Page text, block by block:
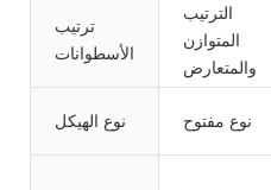
ترتيب
الأسطوانات
الترتيب
المتوازن
والمتعارض
نوع الهيكل نوع مفتوح